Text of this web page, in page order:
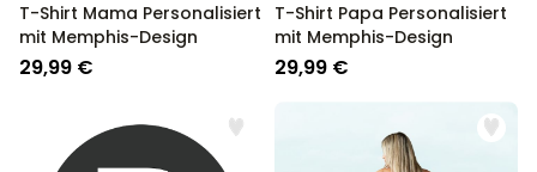
T-Shirt Mama Personalisiert
mit Memphis-Design
29,99 €
T-Shirt Papa Personalisiert
mit Memphis-Design
29,99 €